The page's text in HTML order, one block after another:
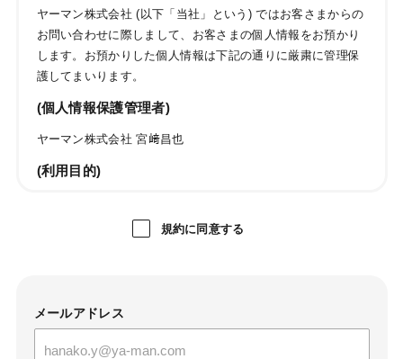
ヤーマン株式会社 (以下「当社」という) ではお客さまからの
お問い合わせに際しまして、お客さまの個人情報をお預かり
します。お預かりした個人情報は下記の通りに厳粛に管理保
護してまいります。
(個人情報保護管理者)
ヤーマン株式会社 宮﨑昌也
(利用目的)
試供品・カタログ・DM・情報誌・ご案内等の発送のため
当社のサービスのご案内、サポート情報の提供のため
サービス利用状況に応じた広告表示のため
成果確認のため
規約に同意する
メールアドレス